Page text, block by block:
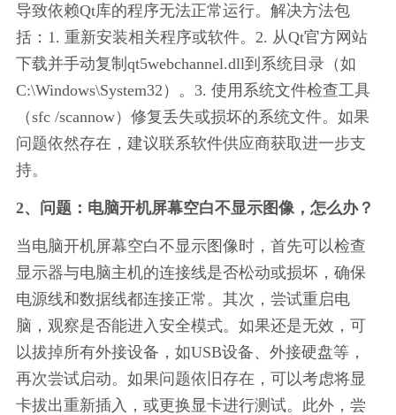
导致依赖Qt库的程序无法正常运行。解决方法包
括：1. 重新安装相关程序或软件。2. 从Qt官方网站
下载并手动复制qt5webchannel.dll到系统目录（如
C:\Windows\System32）。3. 使用系统文件检查工具
（sfc /scannow）修复丢失或损坏的系统文件。如果
问题依然存在，建议联系软件供应商获取进一步支
持。
2、问题：电脑开机屏幕空白不显示图像，怎么办？
当电脑开机屏幕空白不显示图像时，首先可以检查
显示器与电脑主机的连接线是否松动或损坏，确保
电源线和数据线都连接正常。其次，尝试重启电
脑，观察是否能进入安全模式。如果还是无效，可
以拔掉所有外接设备，如USB设备、外接硬盘等，
再次尝试启动。如果问题依旧存在，可以考虑将显
卡拔出重新插入，或更换显卡进行测试。此外，尝